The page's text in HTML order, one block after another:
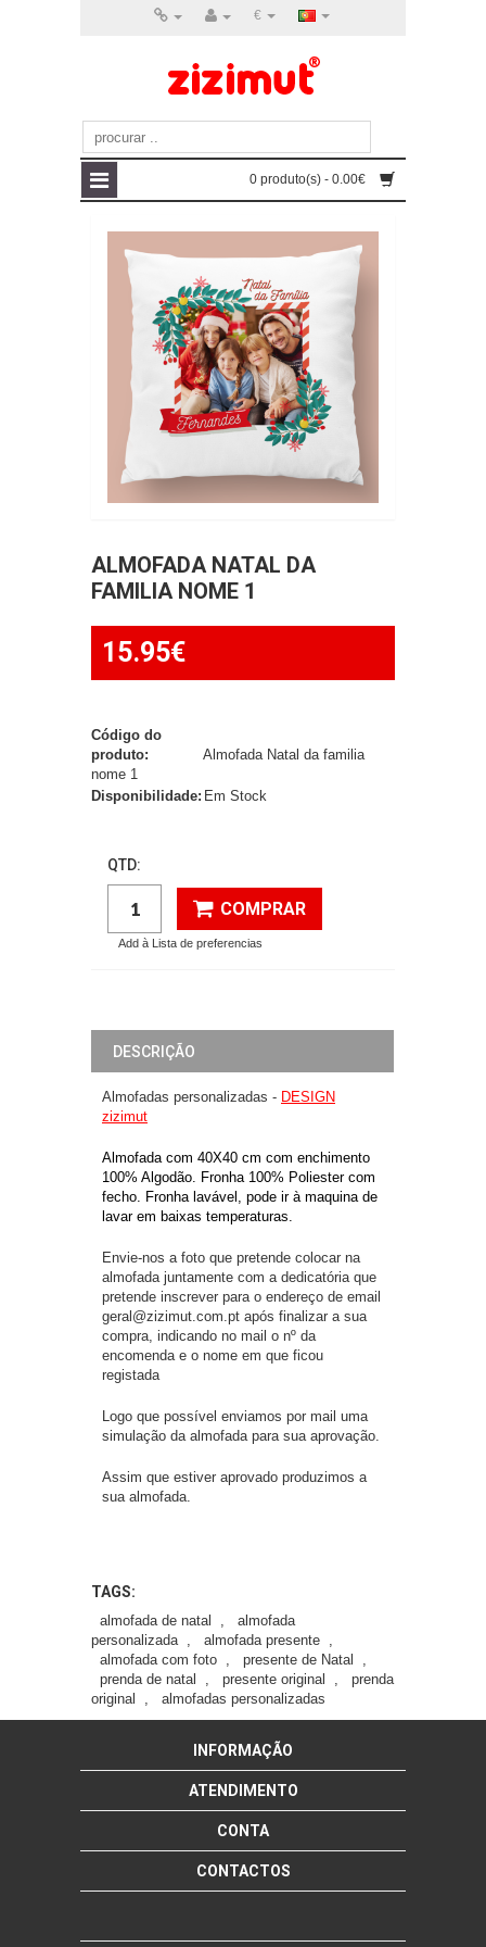
€
0 produto(s) - 0.00€
ALMOFADA NATAL DA
FAMILIA NOME 1
15.95€
Código do
produto:
Almofada Natal da familia
nome 1
Disponibilidade:Em Stock
QTD:
COMPRAR
Add à Lista de preferencias
DESCRIÇÃO
Almofadas personalizadas - DESIGN
zizimut
Almofada com 40X40 cm com enchimento
100% Algodão. Fronha 100% Poliester com
fecho. Fronha lavável, pode ir à maquina de
lavar em baixas temperaturas.
Envie-nos a foto que pretende colocar na
almofada juntamente com a dedicatória que
pretende inscrever para o endereço de email
geral@zizimut.com.pt após finalizar a sua
compra, indicando no mail o nº da
encomenda e o nome em que ficou
registada
Logo que possível enviamos por mail uma
simulação da almofada para sua aprovação.
Assim que estiver aprovado produzimos a
sua almofada.
TAGS:
almofada de natal ,
almofada
personalizada , almofada presente ,
almofada com foto , presente de Natal
,
prenda de natal
, presente original ,
prenda
original
, almofadas personalizadas
INFORMAÇÃO
ATENDIMENTO
CONTA
CONTACTOS